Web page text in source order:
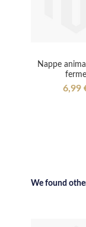
Nappe
ferme
6,99
We found